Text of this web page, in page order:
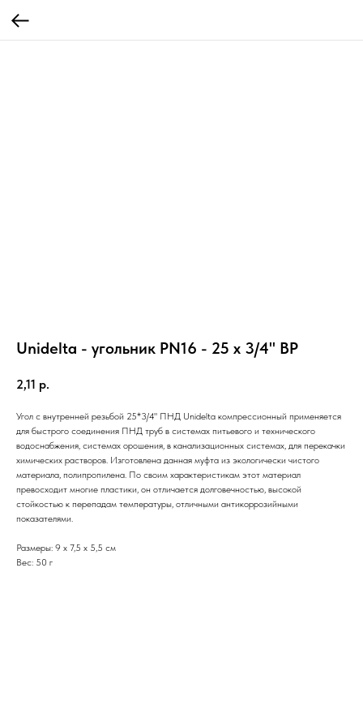
Unidelta - угольник PN16 - 25 х 3/4" ВР
2,11 р.
Угол с внутренней резьбой 25*3/4" ПНД Unidelta компрессионный применяется
для быстрого соединения ПНД труб в системах питьевого и технического
водоснабжения, системах орошения, в канализационных системах, для перекачки
химических растворов. Изготовлена данная муфта из экологически чистого
материала, полипропилена. По своим характеристикам этот материал
превосходит многие пластики, он отличается долговечностью, высокой
стойкостью к перепадам температуры, отличными антикоррозийными
показателями.
Размеры: 9 х 7,5 х 5,5 см
Вес: 50 г